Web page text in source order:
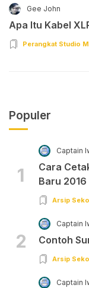
Gee John
Apa Itu Kabel
Perangkat Studio
Populer
1
Captain
Cara
Baru 2016
Arsip
2
Captain
Contoh
Arsip
Captain